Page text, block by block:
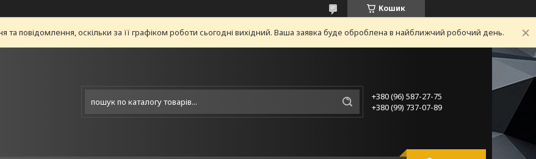
Кошик
повідомлення, оскільки за її графіком роботи сьогодні вихідний. Ваша заявка буде оброблена в найближчий робочий день.
+380 (96) 587-27-75
+380 (99) 737-07-89